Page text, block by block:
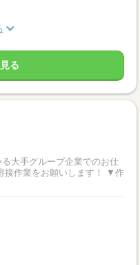
る
大手グループ企業でのお仕